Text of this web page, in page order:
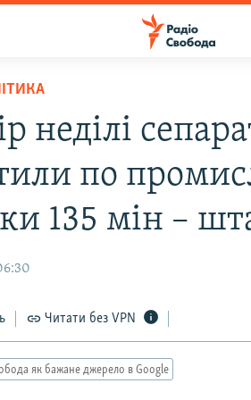
неділі
по
135 мін –
Читати без VPN
як бажане джерело в Google